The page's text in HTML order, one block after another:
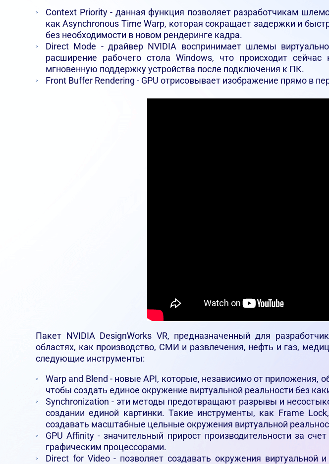
Context Priority - данная функция позволяет разработчикам
как Asynchronous Time Warp, которая сокращает задержки и
без необходимости в новом рендеринге кадра.
Direct Mode - драйвер NVIDIA воспринимает шлемы
расширение рабочего стола Windows, что происходит
мгновенную поддержку устройства после подключения к ПК.
Front Buffer Rendering - GPU отрисовывает изображение прямо в
Пакет NVIDIA DesignWorks VR, предназначенный для
областях, как производство, СМИ и развлечения, нефть и газ,
следующие инструменты:
Warp and Blend - новые API, которые, независимо от приложения,
чтобы создать единое окружение виртуальной реальности без
Synchronization - эти методы предотвращают разрывы и
создании единой картинки. Такие инструменты, как Frame
создавать масштабные цельные окружения виртуальной
GPU Affinity - значительный прирост производительности за
графическим процессорами.
Direct for Video - позволяет создавать окружения виртуальной